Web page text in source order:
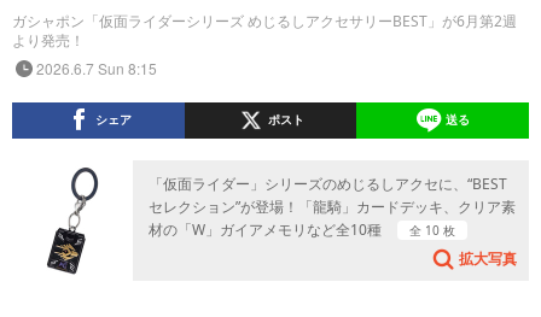
ガシャポン「仮面ライダーシリーズ めじるしアクセサリーBEST」が6月第2週
より発売！
2026.6.7 Sun 8:15
シェア ポスト 送る
「仮面ライダー」シリーズのめじるしアクセに、“BEST
セレクション”が登場！「龍騎」カードデッキ、クリア素
材の「W」ガイアメモリなど全10種
全 10 枚
拡大写真